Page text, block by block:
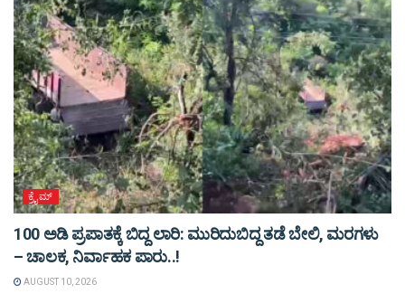
ಕ್ರೈಮ್
100 ಅಡಿ ಪ್ರಪಾತಕ್ಕೆ ಬಿದ್ದ ಲಾರಿ: ಮುರಿದುಬಿದ್ದ ತಡೆ ಬೇಲಿ, ಮರಗಳು
– ಚಾಲಕ, ನಿರ್ವಾಹಕ ಪಾರು..!
AUGUST 10, 2026